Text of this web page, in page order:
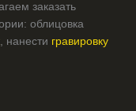
заказать
облицовка
, нанести гравировку